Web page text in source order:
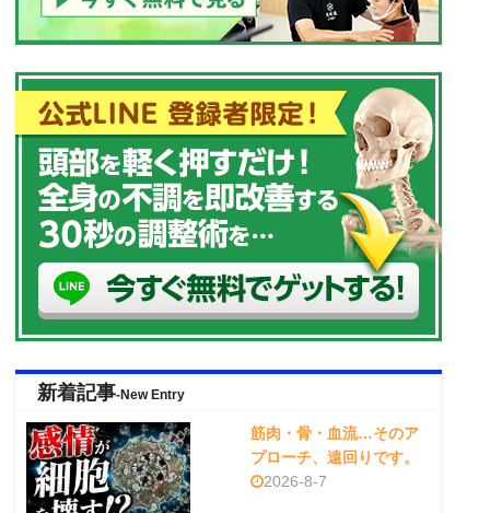
新着記事-New Entry
筋肉・骨・血流…そのア
プローチ、遠回りです。
2026-8-7